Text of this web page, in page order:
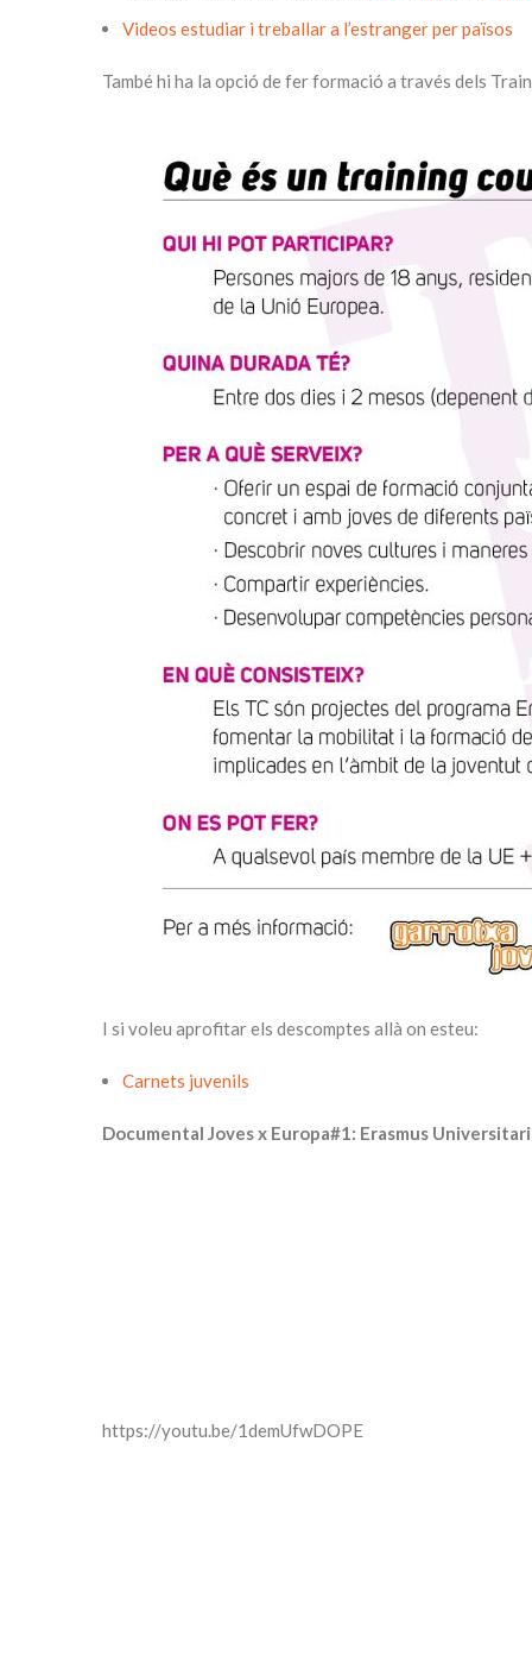
Videos estudiar i treballar a l’estranger per països
També hi ha la opció de fer formació a través dels
I si voleu aprofitar els descomptes allà on esteu:
Carnets juvenils
Documental Joves x Europa#1: Erasmus Universitari
https://youtu.be/1demUfwDOPE